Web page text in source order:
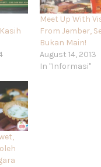
Meet Up With
From Jember,
Bukan Main!
August 14, 2013
In "Informasi"